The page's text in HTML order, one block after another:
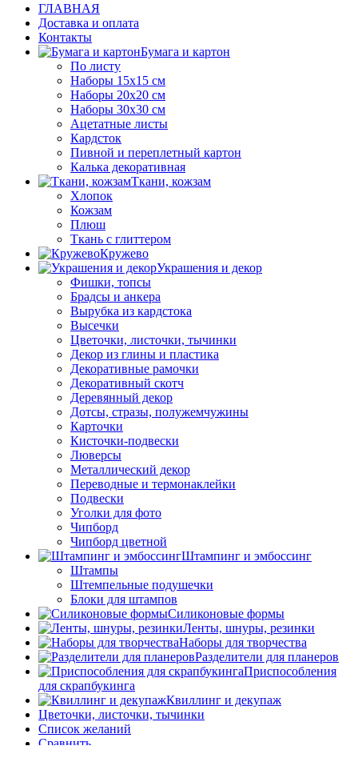
ГЛАВНАЯ
Доставка и оплата
Контакты
Бумага и картон
По листу
Наборы 15х15 см
Наборы 20х20 см
Наборы 30х30 см
Ацетатные листы
Кардсток
Пивной и переплетный картон
Калька декоративная
Ткани, кожзам
Хлопок
Кожзам
Плюш
Ткань с глиттером
Кружево
Украшения и декор
Фишки, топсы
Брадсы и анкера
Вырубка из кардстока
Высечки
Цветочки, листочки, тычинки
Декор из глины и пластика
Декоративные рамочки
Декоративный скотч
Деревянный декор
Дотсы, стразы, полужемчужины
Карточки
Кисточки-подвески
Люверсы
Металлический декор
Переводные и термонаклейки
Подвески
Уголки для фото
Чипборд
Чипборд цветной
Штампинг и эмбоссинг
Штампы
Штемпельные подушечки
Блоки для штампов
Силиконовые формы
Ленты, шнуры, резинки
Наборы для творчества
Разделители для планеров
Приспособления
для скрапбукинга
Квиллинг и декупаж
Цветочки, листочки, тычинки
Список желаний
Сравнить